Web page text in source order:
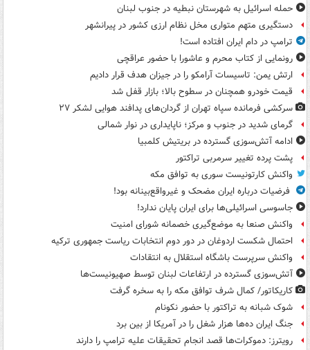
حمله اسرائیل به شهرستان نبطیه در جنوب لبنان
دستگیری متهم متواری مخل نظام ارزی کشور در پیرانشهر
ترامپ در دام ایران افتاده است!
رونمایی از کتاب محرم و عاشورا با حضور عراقچی
ارتش یمن: تاسیسات آرامکو را در جیزان هدف قرار دادیم
قیمت خودرو همچنان در سطوح بالا؛ بازار قفل شد
سرکشی فرمانده سپاه تهران از گردان‌های پدافند هوایی لشکر ۲۷
گرمای شدید در جنوب و مرکز؛ ناپایداری در نوار شمالی
ادامه آتش‌سوزی گسترده در بریتیش کلمبیا
پشت پرده تغییر سرمربی تراکتور
واکنش کارتونیست سوری به توافق مکه
فرضیات درباره ایران مضحک و غیرواقع‌بینانه بود!
جاسوسی اسرائیلی‌ها برای ایران پایان ندارد!
واکنش صنعا به موضع‌گیری خصمانه شورای امنیت
احتمال شکست اردوغان در دور دوم انتخابات ریاست جمهوری ترکیه
واکنش سرپرست باشگاه استقلال به انتقادات
آتش‌سوزی گسترده در ارتفاعات لبنان توسط صهیونیست‌ها
کاریکاتور/ کمال شرف توافق مکه را به سخره گرفت
شوک شبانه به تراکتور با حضور نکونام
جنگ ایران ده‌ها هزار شغل را در آمریکا از بین برد
رویترز: دموکرات‌ها قصد انجام تحقیقات علیه ترامپ را دارند